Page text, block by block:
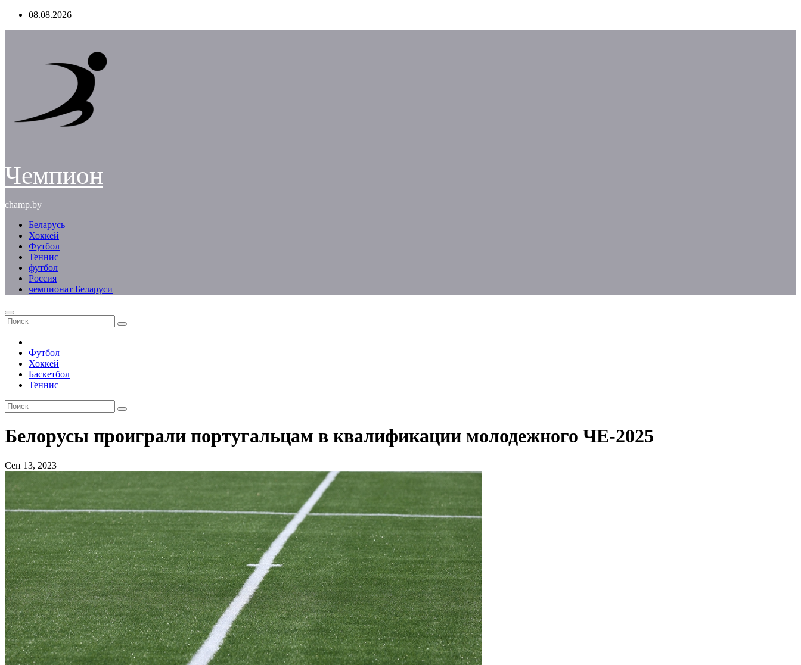
Перейти08.08.2026
Чемпион
champ.by
Беларусь
Хоккей
Футбол
Теннис
футбол
Россия
чемпионат Беларуси
Футбол
Хоккей
Баскетбол
Теннис
Белорусы проиграли португальцам в квалификации молодежного ЧЕ-2025
Сен 13, 2023